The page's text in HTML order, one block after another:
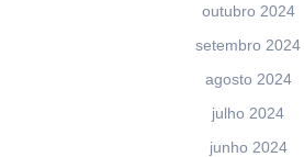
outubro 2024
setembro 2024
agosto 2024
julho 2024
junho 2024